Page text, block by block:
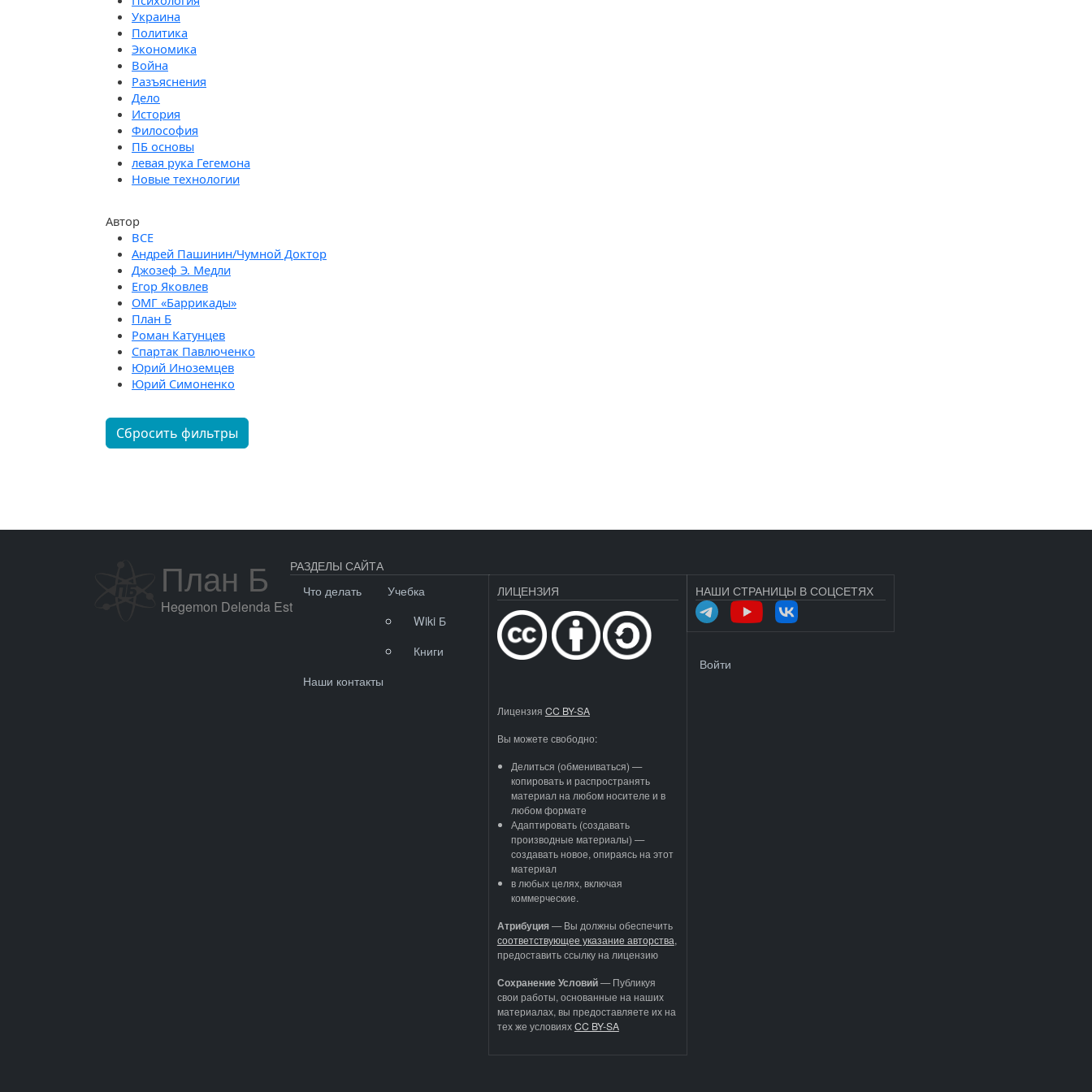
Украина
Политика
Экономика
Война
Разъяснения
Дело
История
Философия
ПБ основы
левая рука Гегемона
Новые технологии
Автор
Андрей Пашинин/Чумной Доктор
Джозеф Э. Медли
Егор Яковлев
ОМГ «Баррикады»
План Б
Роман Катунцев
Спартак Павлюченко
Юрий Иноземцев
Юрий Симоненко
Сбросить фильтры
План Б
Hegemon Delenda Est
РАЗДЕЛЫ САЙТА
Что делать
Учебка
Wiki Б
Книги
Наши контакты
ЛИЦЕНЗИЯ
Лицензия CC BY-SA
Вы можете свободно:
Делиться (обмениваться) —
копировать и распространять
материал на любом носителе и в
любом формате
Адаптировать (создавать
производные материалы) —
создавать новое, опираясь на этот
материал
в любых целях, включая
коммерческие.
Атрибуция—Вы должны обеспечить
соответствующее указание авторства,
предоставить ссылку на лицензию
Сохранение Условий— Публикуя
свои работы, основанные на наших
материалах, вы предоставляете их на
тех же условияхCC BY-SA
НАШИ СТРАНИЦЫ В СОЦСЕТЯХ
Войти